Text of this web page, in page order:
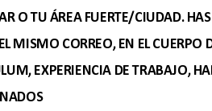
O TU ÁREA FUERTE/CIUDAD.
MISMO CORREO, EN EL CUERPO
EXPERIENCIA DE TRABAJO,